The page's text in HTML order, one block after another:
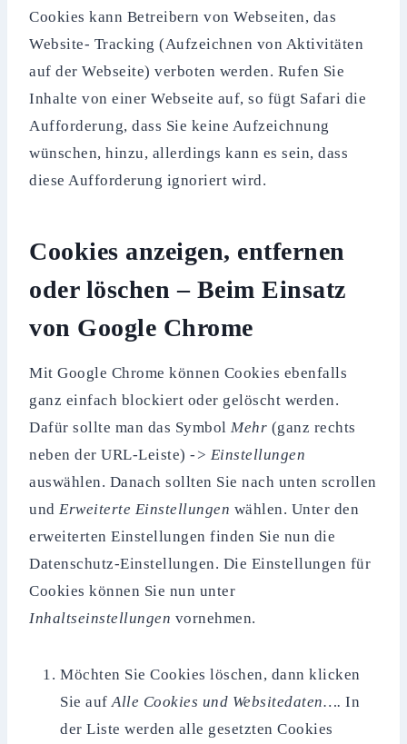
Cookies kann Betreibern von Webseiten, das
Website- Tracking (Aufzeichnen von Aktivitäten
auf der Webseite) verboten werden. Rufen Sie
Inhalte von einer Webseite auf, so fügt Safari die
Aufforderung, dass Sie keine Aufzeichnung
wünschen, hinzu, allerdings kann es sein, dass
diese Aufforderung ignoriert wird.
Cookies anzeigen, entfernen
oder löschen – Beim Einsatz
von Google Chrome
Mit Google Chrome können Cookies ebenfalls
ganz einfach blockiert oder gelöscht werden.
Dafür sollte man das SymbolMehr (ganz rechts
neben der URL-Leiste)-> Einstellungen
auswählen. Danach sollten Sie nach unten scrollen
undErweiterte Einstellungen wählen. Unter den
erweiterten Einstellungen finden Sie nun die
Datenschutz-Einstellungen. Die Einstellungen für
Cookies können Sie nun unter
Inhaltseinstellungen vornehmen.
Möchten Sie Cookies löschen, dann klicken
Sie aufAlle Cookies und Websitedaten….In
der Liste werden alle gesetzten Cookies